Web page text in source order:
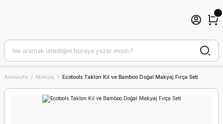
Anasayfa Makyaj Ecotools Taklon Kıl ve Bamboo Doğal Makyaj Fırça Seti